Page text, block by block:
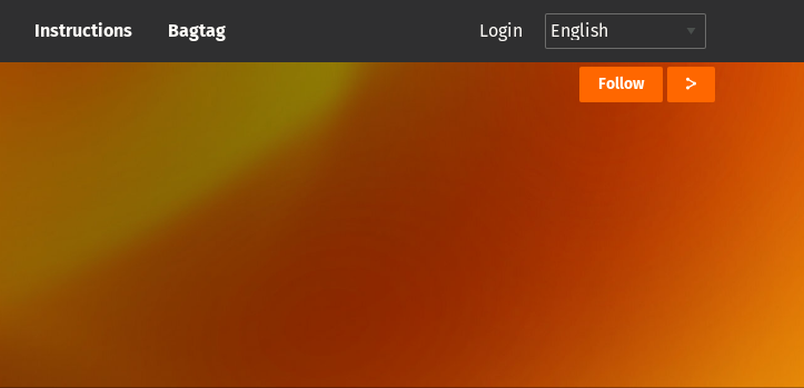
Instructions Bagtag Login
Follow